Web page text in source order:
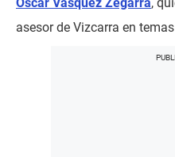
Óscar Vásquez Zegarra,
asesor de Vizcarra en